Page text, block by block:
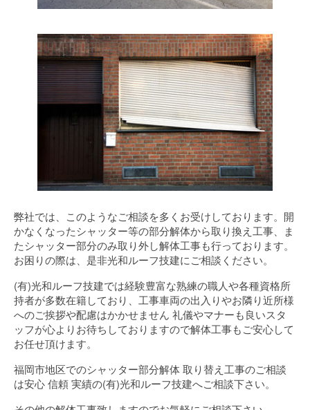
弊社では、このようなご相談を多くお受けしております。開
かなくなったシャッター等の部分解体から取り換え工事、ま
たシャッター部分のみ取り外し解体工事も行っております。
お困りの際は、是非光和ルーフ技建にご相談ください。
(有)光和ルーフ技建では経験豊富な熟練の職人や各種資格所
持者が多数在籍しており、工事車両の出入りやお隣り近所様
へのご挨拶や配慮はかかせません 礼儀やマナーも良いスタ
ッフが心よりお待ちしておりますので解体工事もご安心して
お任せ頂けます。
福岡市地区でのシャッター部分解体 取り替え工事のご相談
は安心 信頼 実績の(有)光和ルーフ技建へご相談下さい。